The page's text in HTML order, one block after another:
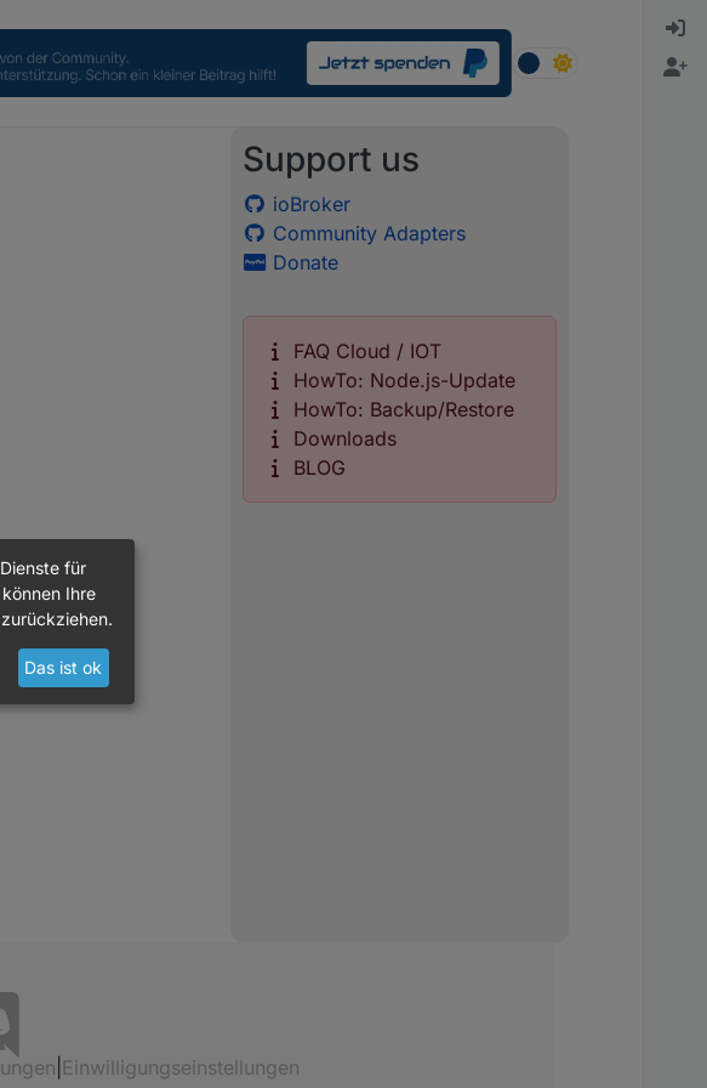
Support us
ioBroker
Community Adapters
Donate
FAQ Cloud / IOT
HowTo: Node.js-Update
HowTo: Backup/Restore
Downloads
BLOG
Einwilligungseinstellungen
für
Ihre
Das ist ok